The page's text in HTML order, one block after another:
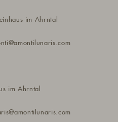
im Ahrntal
montilunaris.com
im Ahrntal
montilunaris.com